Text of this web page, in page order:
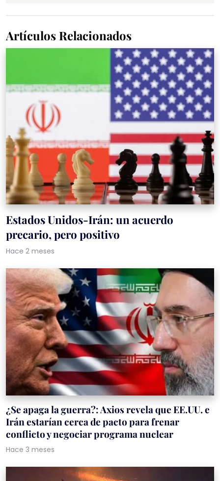
Artículos Relacionados
Estados Unidos-Irán: un acuerdo
precario, pero positivo
Hace 2 meses
¿Se apaga la guerra?: Axios revela que EE.UU. e
Irán estarían cerca de pacto para frenar
conflicto y negociar programa nuclear
Hace 3 meses